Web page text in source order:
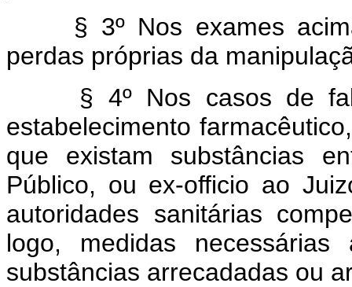
§ 3º Nos exames
perdas próprias da
§ 4º Nos casos de
estabelecimento
que existam substâncias
Público, ou ex-officio ao
autoridades sanitárias
logo, medidas
substâncias arrecadadas ou